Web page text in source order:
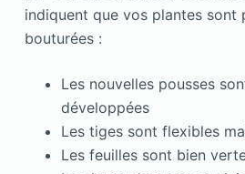
indiquent que vos plantes sont
bouturées :
Les nouvelles pousses
développées
Les tiges sont flexibles
Les feuilles sont bien